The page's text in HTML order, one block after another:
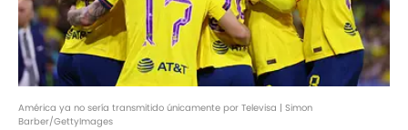
América ya no sería transmitido únicamente por Televisa | Simon
Barber/GettyImages